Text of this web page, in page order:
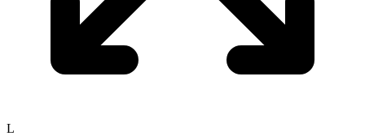
L